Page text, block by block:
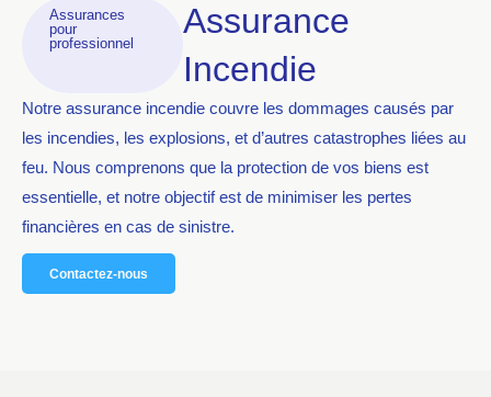
Assurances
pour
professionnel
Assurance
Incendie
Notre assurance incendie couvre les dommages causés par
les incendies, les explosions, et d’autres catastrophes liées au
feu. Nous comprenons que la protection de vos biens est
essentielle, et notre objectif est de minimiser les pertes
financières en cas de sinistre.
Contactez-nous